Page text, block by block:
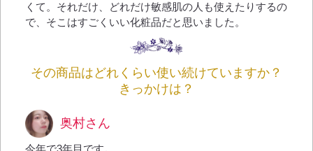
くて。それだけ、どれだけ敏感肌の人も使えたりするの
で、そこはすごくいい化粧品だと思いました。
その商品はどれくらい使い続けていますか？
きっかけは？
奥村さん
今年で3年目です。